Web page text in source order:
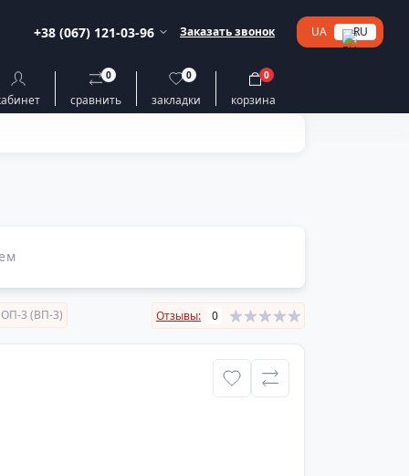
+38 (067) 121-03-96 Заказать звонок UA RU
сравнить
0
закладки
0
корзина
0
ОП-3 (ВП-3) Отзывы: 0